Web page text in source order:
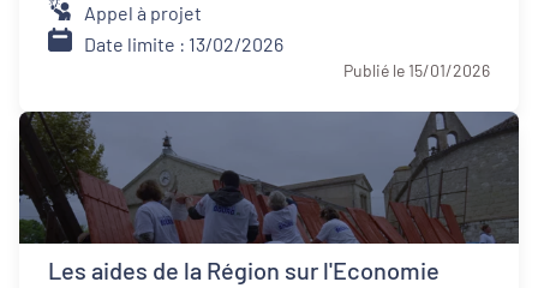
Appel à projet
Date limite : 13/02/2026
Publié le 15/01/2026
Les aides de la Région sur l'Economie